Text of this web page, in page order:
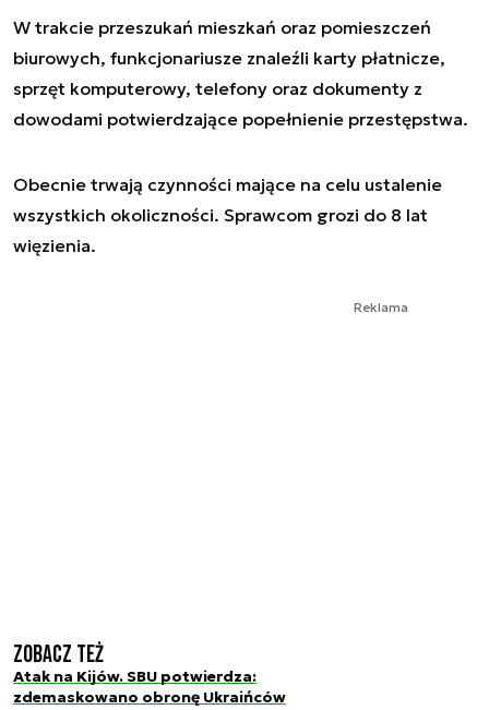
W trakcie przeszukań mieszkań oraz pomieszczeń
biurowych, funkcjonariusze znaleźli karty płatnicze,
sprzęt komputerowy, telefony oraz dokumenty z
dowodami potwierdzające popełnienie przestępstwa.
Obecnie trwają czynności mające na celu ustalenie
wszystkich okoliczności. Sprawcom grozi do 8 lat
więzienia.
Reklama
Zobacz też
Atak na Kijów. SBU potwierdza:
zdemaskowano obronę Ukraińców